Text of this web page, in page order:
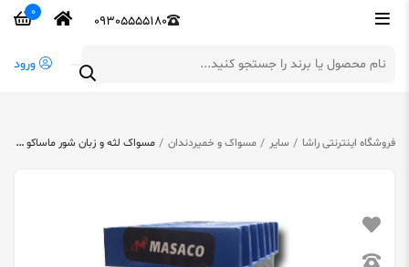
09305555180
0
ورود
فروشگاه اینترنتی راشا سایر مسواک و خمیردندان مسواک لثه و زبان شور ماساکو همراه با محافظ